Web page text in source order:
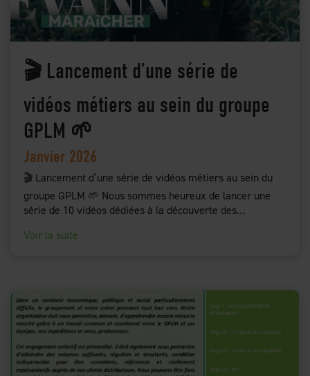
🎬 Lancement d’une série de
vidéos métiers au sein du groupe
GPLM 🌱
Janvier 2026
🎬 Lancement d’une série de vidéos métiers au sein du
groupe GPLM 🌱 Nous sommes heureux de lancer une
série de 10 vidéos dédiées à la découverte des…
Voir la suite